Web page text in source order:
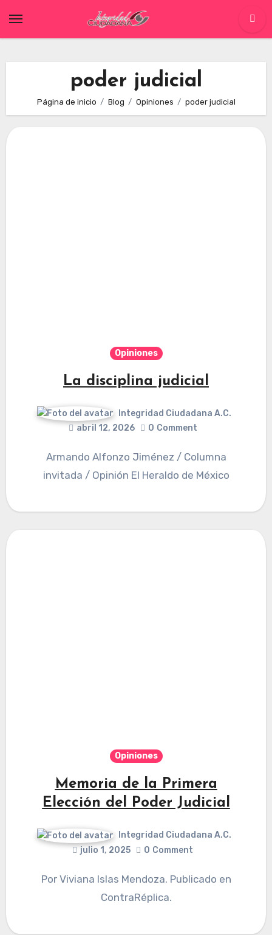
content
poder judicial
Página de inicio Blog Opiniones poder judicial
Opiniones
La disciplina judicial
Integridad Ciudadana A.C.
abril 12, 2026
0 Comment
Armando Alfonzo Jiménez / Columna
invitada / Opinión El Heraldo de México
Opiniones
Memoria de la Primera
Elección del Poder Judicial
Integridad Ciudadana A.C.
julio 1, 2025
0 Comment
Por Viviana Islas Mendoza. Publicado en
ContraRéplica.